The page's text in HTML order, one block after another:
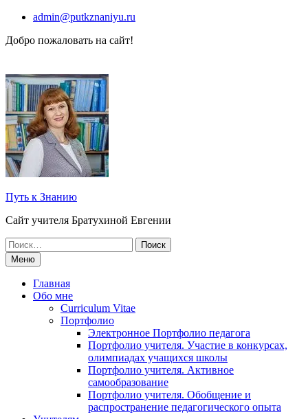
Перейти
содержимому
admin@putkznaniyu.ru
Добро пожаловать на сайт!
Путь к Знанию
Сайт учителя Братухиной Евгении
Поиск
по:Меню
Главная
Обо мне
Curriculum Vitae
Портфолио
Электронное Портфолио педагога
Портфолио учителя. Участие в конкурсах,
олимпиадах учащихся школы
Портфолио учителя. Активное
самообразование
Портфолио учителя. Обобщение и
распространение педагогического опыта